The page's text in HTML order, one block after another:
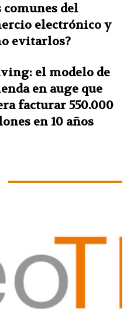
comunes del
electrónico y
evitarlos?
el modelo de
en auge que
facturar 550.000
en 10 años